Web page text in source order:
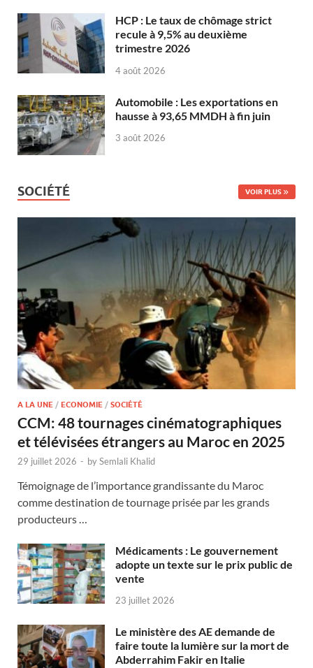
HCP : Le taux de chômage strict
recule à 9,5% au deuxième
trimestre 2026
4 août 2026
Automobile : Les exportations en
hausse à 93,65 MMDH à fin juin
3 août 2026
SOCIÉTÉ VOIR PLUS
A LA UNE / ECONOMIE / SOCIÉTÉ
CCM: 48 tournages cinématographiques
et télévisées étrangers au Maroc en 2025
29 juillet 2026 - bySemlali Khalid
Témoignage de l’importance grandissante du Maroc
comme destination de tournage prisée par les grands
producteurs …
Médicaments : Le gouvernement
adopte un texte sur le prix public de
vente
23 juillet 2026
Le ministère des AE demande de
faire toute la lumière sur la mort de
Abderrahim Fakir en Italie